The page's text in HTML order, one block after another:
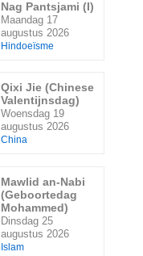
Nag Pantsjami (I)
Maandag 17
augustus 2026
Hindoeïsme
Qixi Jie (Chinese
Valentijnsdag)
Woensdag 19
augustus 2026
China
Mawlid an-Nabi
(Geboortedag
Mohammed)
Dinsdag 25
augustus 2026
Islam